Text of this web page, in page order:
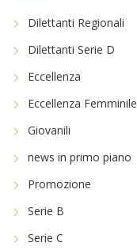
Dilettanti Regionali
Dilettanti Serie D
Eccellenza
Eccellenza Femminile
Giovanili
news in primo piano
Promozione
Serie B
Serie C